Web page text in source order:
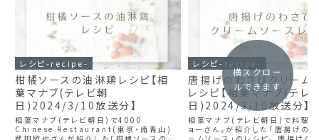
レシピ-recipe-
柑橘ソースの油淋鶏レシピ【相
葉マナブ(テレビ朝
日)2024/3/10放送分】
相葉マナブ(テレビ朝日)で4000
Chinese Restaurant(東京・南青山)
レシピ-recipe-
唐揚げのわさびクリーム
レシピ【相葉マナブ(テレ
日)2024/3/10放送分】
相葉マナブ(テレビ朝日)で料理
ョーさん。が紹介した「唐揚げの
横スクロー
ルできます